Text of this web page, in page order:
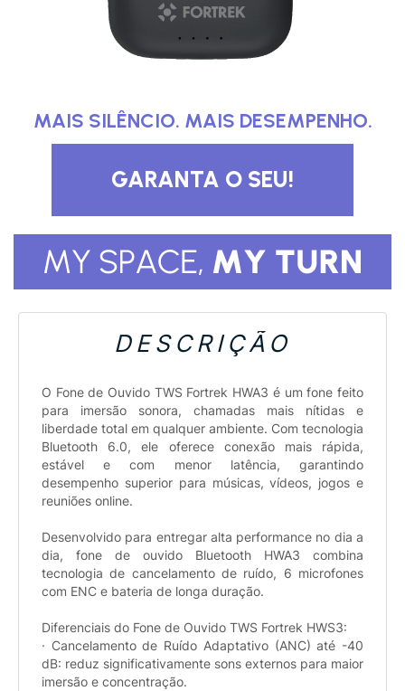
DESCRIÇÃO
O Fone de Ouvido TWS Fortrek HWA3 é um fone feito
para imersão sonora, chamadas mais nítidas e
liberdade total em qualquer ambiente. Com tecnologia
Bluetooth 6.0, ele oferece conexão mais rápida,
estável e com menor latência, garantindo
desempenho superior para músicas, vídeos, jogos e
reuniões online.
Desenvolvido para entregar alta performance no dia a
dia, fone de ouvido Bluetooth HWA3 combina
tecnologia de cancelamento de ruído, 6 microfones
com ENC e bateria de longa duração.
Diferenciais do Fone de Ouvido TWS Fortrek HWS3:
· Cancelamento de Ruído Adaptativo (ANC) até -40
dB: reduz significativamente sons externos para maior
imersão e concentração.